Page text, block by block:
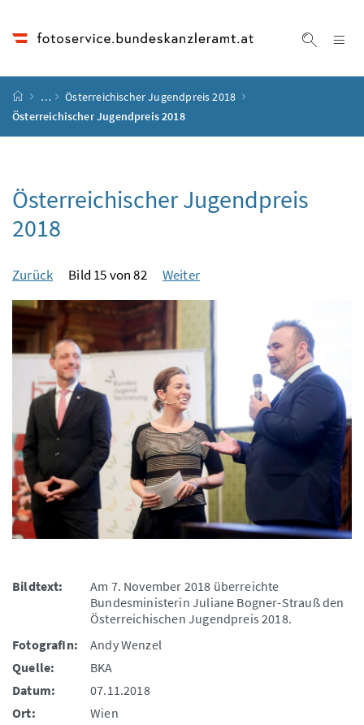
Startseite
…
Österreichischer Jugendpreis 2018
Österreichischer Jugendpreis 2018
Österreichischer Jugendpreis
2018
Zurück Bild 15 von 82 Weiter
Bildtext:
Am 7. November 2018 überreichte
Bundesministerin Juliane Bogner-Strauß den
Österreichischen Jugendpreis 2018.
FotografIn:
Andy Wenzel
Quelle:
BKA
Datum:
07.11.2018
Ort:
Wien